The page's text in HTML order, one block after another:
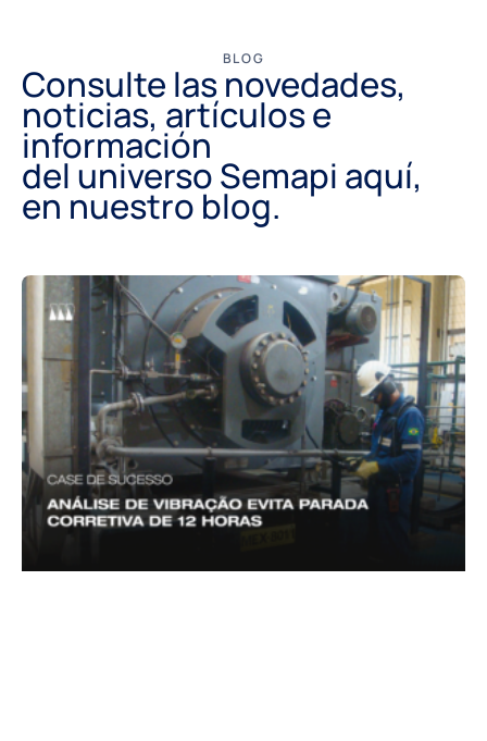
BLOG
Consulte las novedades,
noticias, artículos e
información
del universo Semapi aquí,
en nuestro blog.